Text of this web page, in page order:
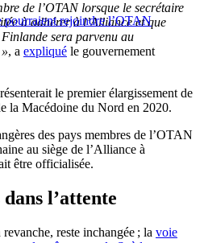
pourraient rejoindre l’OTAN
de l’OTAN lorsque le secrétaire
à adhérer à l’Alliance et que
sera parvenu au
, a expliqué le gouvernement
le premier élargissement de
la Macédoine du Nord en 2020.
des pays membres de l’OTAN
au siège de l’Alliance à
être officialisée.
l’attente
reste inchangée ; la voie